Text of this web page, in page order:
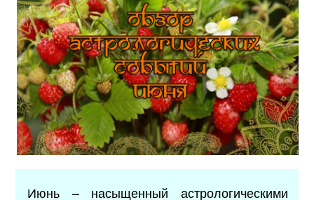
Июнь – насыщенный астрологическими